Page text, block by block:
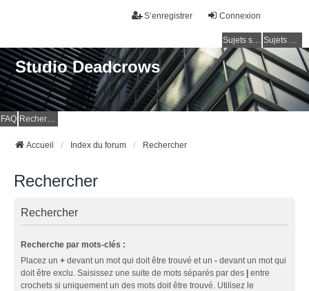
Connexion
S’enregistrer
Sujets sans réponse Sujets actifs
Studio Deadcrows
FAQ Rechercher
Accueil Index du forum Rechercher
Rechercher
Rechercher
Recherche par mots-clés :
Placez un + devant un mot qui doit être trouvé et un - devant un mot qui
doit être exclu. Saisissez une suite de mots séparés par des | entre
crochets si uniquement un des mots doit être trouvé. Utilisez le